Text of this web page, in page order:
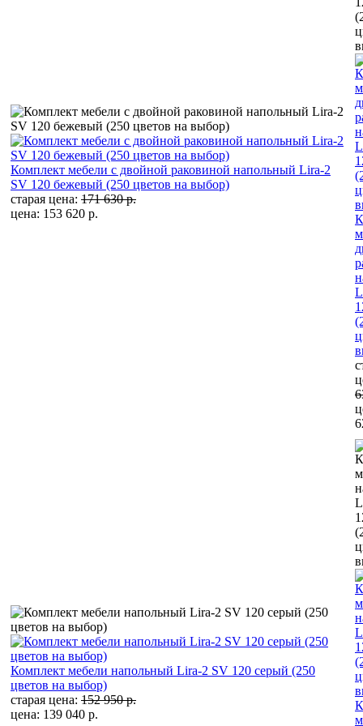
Комплект мебели с двойной раковиной напольный Lira-2
SV 120 бежевый (250 цветов на выбор)
старая цена: 171 630 р.
цена: 153 620 р.
Комплект мебели напольный Lira-2 SV 120 серый (250
цветов на выбор)
старая цена: 152 950 р.
цена: 139 040 р.